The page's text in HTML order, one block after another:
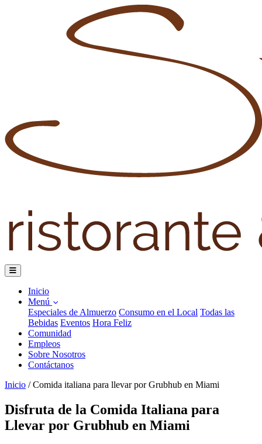
Inicio
Menú
Especiales de Almuerzo Consumo en el Local Todas las
Bebidas Eventos Hora Feliz
Comunidad
Empleos
Sobre Nosotros
Contáctanos
Inicio / Comida italiana para llevar por Grubhub en Miami
Disfruta de la Comida Italiana para
Llevar por Grubhub en Miami